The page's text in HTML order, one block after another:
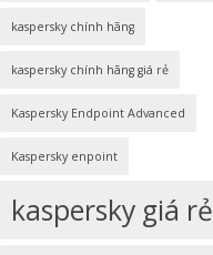
kaspersky chính hãng
kaspersky chính hãng giá rẻ
Kaspersky Endpoint Advanced
Kaspersky enpoint
kaspersky giá rẻ